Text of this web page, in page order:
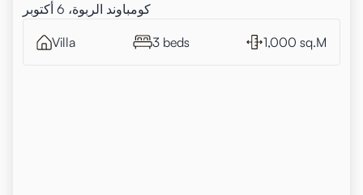
كومباوند الربوة، 6 أكتوبر
Villa 3 beds 1,000 sq.M